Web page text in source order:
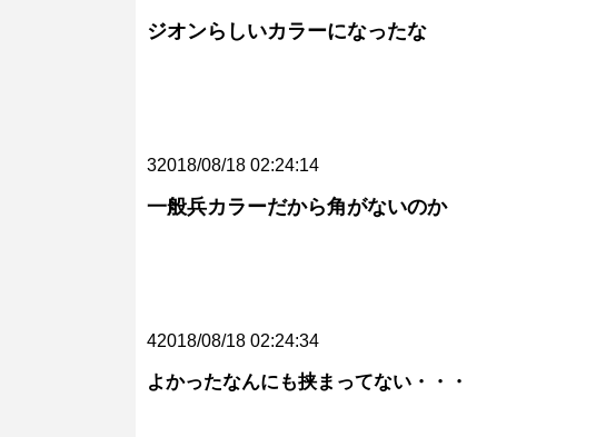
ジオンらしいカラーになったな
32018/08/18 02:24:14
一般兵カラーだから角がないのか
42018/08/18 02:24:34
よかったなんにも挟まってない・・・